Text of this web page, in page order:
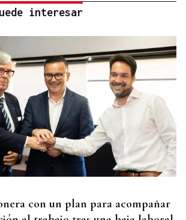
interesar
con un plan para acompañar